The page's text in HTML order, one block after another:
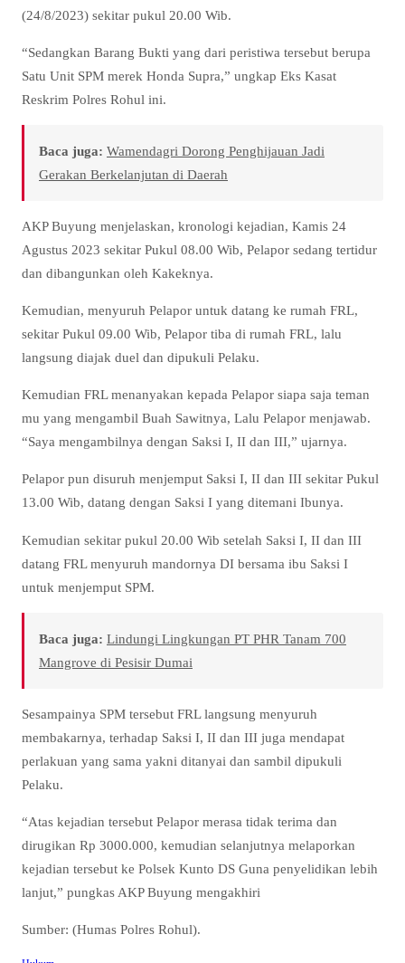
(24/8/2023) sekitar pukul 20.00 Wib.
“Sedangkan Barang Bukti yang dari peristiwa tersebut berupa
Satu Unit SPM merek Honda Supra,” ungkap Eks Kasat
Reskrim Polres Rohul ini.
Baca juga: Wamendagri Dorong Penghijauan Jadi
Gerakan Berkelanjutan di Daerah
AKP Buyung menjelaskan, kronologi kejadian, Kamis 24
Agustus 2023 sekitar Pukul 08.00 Wib, Pelapor sedang tertidur
dan dibangunkan oleh Kakeknya.
Kemudian, menyuruh Pelapor untuk datang ke rumah FRL,
sekitar Pukul 09.00 Wib, Pelapor tiba di rumah FRL, lalu
langsung diajak duel dan dipukuli Pelaku.
Kemudian FRL menanyakan kepada Pelapor siapa saja teman
mu yang mengambil Buah Sawitnya, Lalu Pelapor menjawab.
“Saya mengambilnya dengan Saksi I, II dan III,” ujarnya.
Pelapor pun disuruh menjemput Saksi I, II dan III sekitar Pukul
13.00 Wib, datang dengan Saksi I yang ditemani Ibunya.
Kemudian sekitar pukul 20.00 Wib setelah Saksi I, II dan III
datang FRL menyuruh mandornya DI bersama ibu Saksi I
untuk menjemput SPM.
Baca juga: Lindungi Lingkungan PT PHR Tanam 700
Mangrove di Pesisir Dumai
Sesampainya SPM tersebut FRL langsung menyuruh
membakarnya, terhadap Saksi I, II dan III juga mendapat
perlakuan yang sama yakni ditanyai dan sambil dipukuli
Pelaku.
“Atas kejadian tersebut Pelapor merasa tidak terima dan
dirugikan Rp 3000.000, kemudian selanjutnya melaporkan
kejadian tersebut ke Polsek Kunto DS Guna penyelidikan lebih
lanjut,” pungkas AKP Buyung mengakhiri
Sumber: (Humas Polres Rohul).